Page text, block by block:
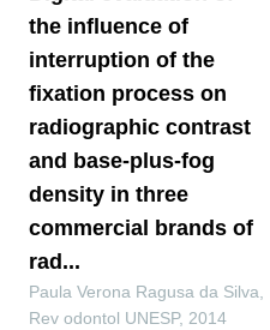
the influence of
interruption of the
fixation process on
radiographic contrast
and base-plus-fog
density in three
commercial brands of
rad...
Paula Verona Ragusa da Silva
Rev odontol UNESP, 2014